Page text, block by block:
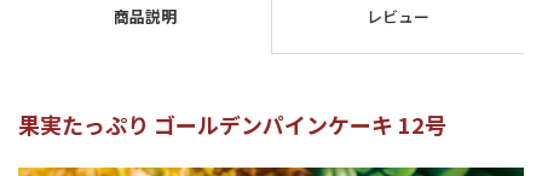
商品説明 レビュー
果実たっぷり ゴールデンパインケーキ 12号